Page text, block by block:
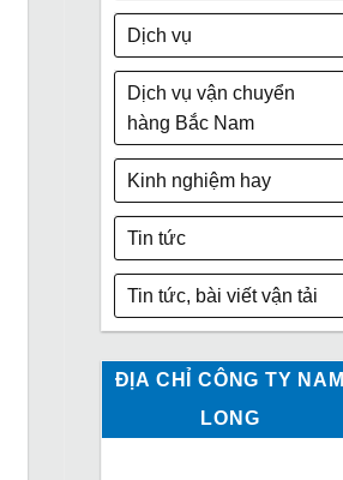
Dịch vụ
Dịch vụ vận chuyển
hàng Bắc Nam
Kinh nghiệm hay
Tin tức
Tin tức, bài viết vận tải
ĐỊA CHỈ CÔNG TY NAM
LONG